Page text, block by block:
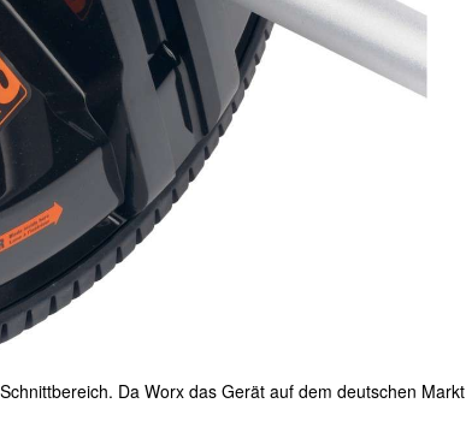
Da Worx das Gerät auf dem deutschen Markt